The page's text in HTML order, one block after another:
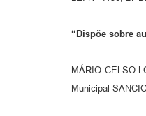
“Dispõe sobre
MÁRIO CELSO
Municipal